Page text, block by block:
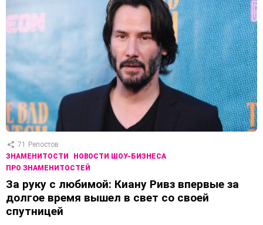
71
Репостов
ЗНАМЕНИТОСТИ
НОВОСТИ ШОУ-БИЗНЕСА
ПРО ЗНАМЕНИТОСТЕЙ
За руку с любимой: Киану Ривз впервые за
долгое время вышел в свет со своей
спутницей